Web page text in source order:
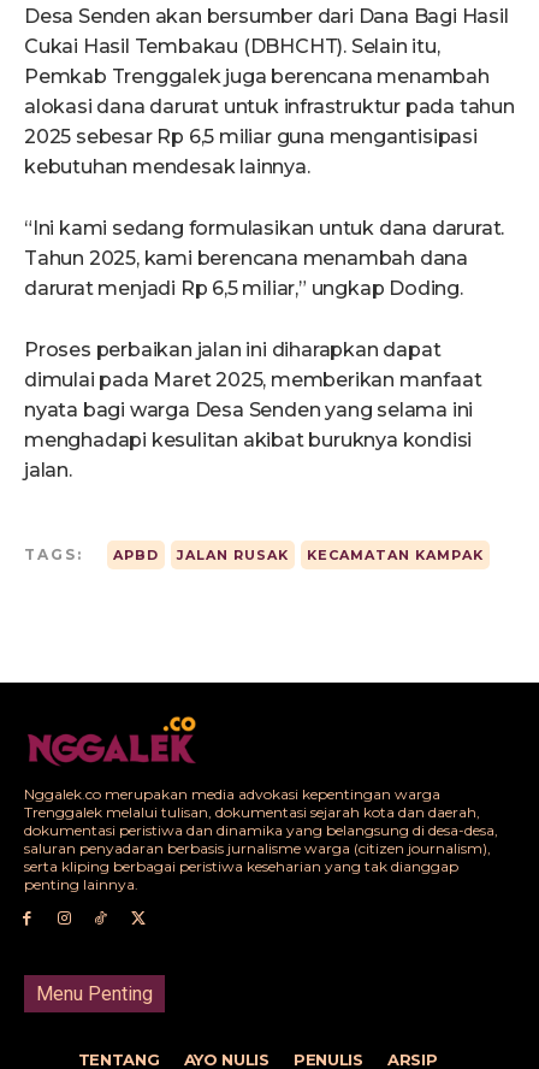
Desa Senden akan bersumber dari Dana Bagi Hasil
Cukai Hasil Tembakau (DBHCHT). Selain itu,
Pemkab Trenggalek juga berencana menambah
alokasi dana darurat untuk infrastruktur pada tahun
2025 sebesar Rp 6,5 miliar guna mengantisipasi
kebutuhan mendesak lainnya.
“Ini kami sedang formulasikan untuk dana darurat.
Tahun 2025, kami berencana menambah dana
darurat menjadi Rp 6,5 miliar,” ungkap Doding.
Proses perbaikan jalan ini diharapkan dapat
dimulai pada Maret 2025, memberikan manfaat
nyata bagi warga Desa Senden yang selama ini
menghadapi kesulitan akibat buruknya kondisi
jalan.
TAGS: APBD JALAN RUSAK KECAMATAN KAMPAK
Nggalek.co merupakan media advokasi kepentingan warga
Trenggalek melalui tulisan, dokumentasi sejarah kota dan daerah,
dokumentasi peristiwa dan dinamika yang belangsung di desa-desa,
saluran penyadaran berbasis jurnalisme warga (citizen journalism),
serta kliping berbagai peristiwa keseharian yang tak dianggap
penting lainnya.
Menu Penting
TENTANG AYO NULIS PENULIS ARSIP